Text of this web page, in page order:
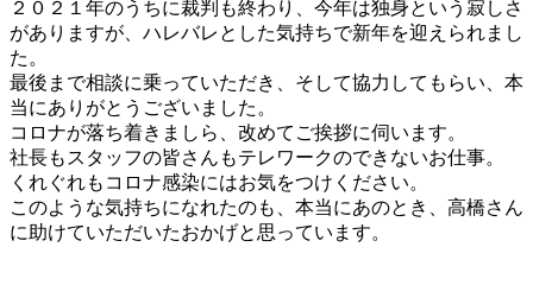
２０２１年のうちに裁判も終わり、今年は独身という寂しさ
がありますが、ハレバレとした気持ちで新年を迎えられまし
た。
最後まで相談に乗っていただき、そして協力してもらい、本
当にありがとうございました。
コロナが落ち着きましら、改めてご挨拶に伺います。
社長もスタッフの皆さんもテレワークのできないお仕事。
くれぐれもコロナ感染にはお気をつけください。
このような気持ちになれたのも、本当にあのとき、高橋さん
に助けていただいたおかげと思っています。